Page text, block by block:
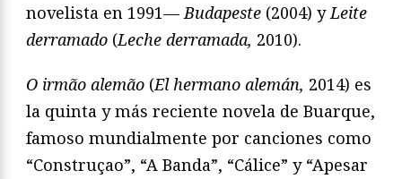
novelista en 1991— Budapeste (2004) y Leite
derramado (Leche derramada, 2010).
O irmão alemão (El hermano alemán, 2014) es
la quinta y más reciente novela de Buarque,
famoso mundialmente por canciones como
“Construçao”, “A Banda”, “Cálice” y “Apesar